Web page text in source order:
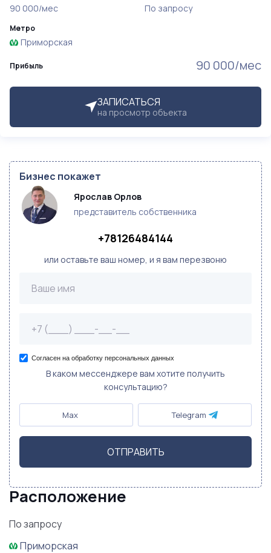
Прибыль 90 000/мес
ЗАПИСАТЬСЯ
на просмотр объекта
90 000/мес По запросу
Метро
Приморская
Бизнес покажет
Ярослав Орлов
представитель собственника
+78126484144
или оставьте ваш номер, и я вам перезвоню
Согласен на обработку персональных данных
В каком мессенджере вам хотите получить
консультацию?
Max Telegram
ОТПРАВИТЬ
Расположение
По запросу
Приморская